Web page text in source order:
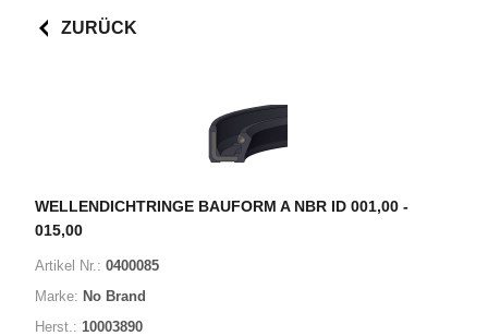
ZURÜCK
WELLENDICHTRINGE BAUFORM A NBR ID 001,00 -
015,00
Artikel Nr.: 0400085
Marke: No Brand
Herst.: 10003890